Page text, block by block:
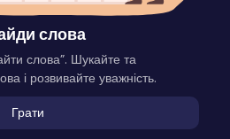
слова
слова”. Шукайте та
і розвивайте уважність.
Грати